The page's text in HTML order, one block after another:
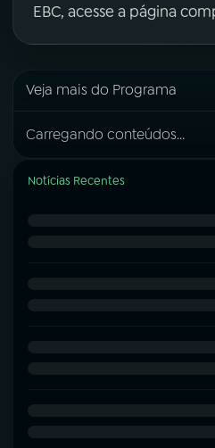
EBC, acesse a página
Veja mais do Programa
Carregando conteúdos...
Notícias Recentes